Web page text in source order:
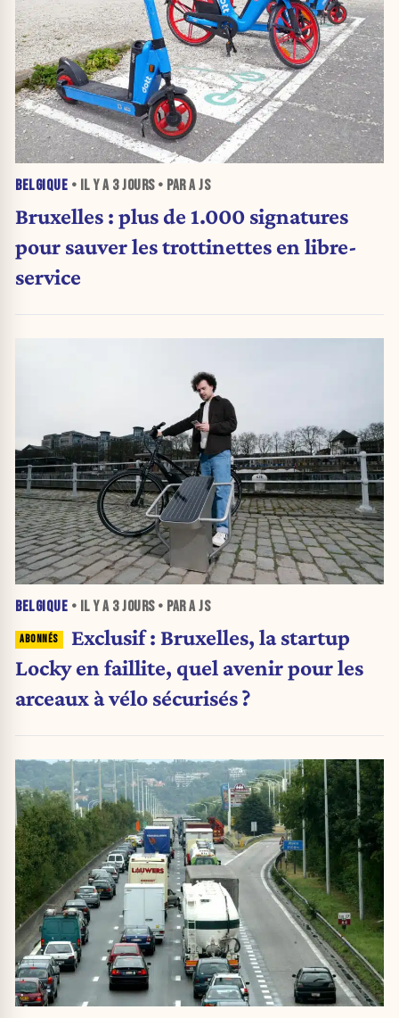
BELGIQUE • IL Y A 3 JOURS• PAR A JS
Bruxelles : plus de 1.000 signatures
pour sauver les trottinettes en libre-
service
BELGIQUE • IL Y A 3 JOURS• PAR A JS
Exclusif : Bruxelles, la startup
Locky en faillite, quel avenir pour les
arceaux à vélo sécurisés ?